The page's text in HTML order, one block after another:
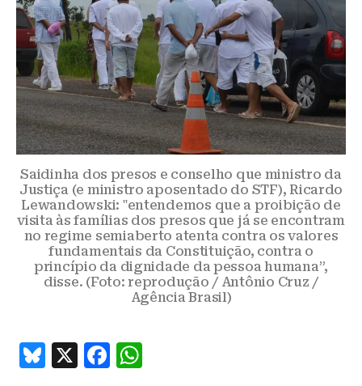
Saidinha dos presos e conselho que ministro da
Justiça (e ministro aposentado do STF), Ricardo
Lewandowski: "entendemos que a proibição de
visita às famílias dos presos que já se encontram
no regime semiaberto atenta contra os valores
fundamentais da Constituição, contra o
princípio da dignidade da pessoa humana”,
disse. (Foto: reprodução / Antônio Cruz /
Agência Brasil)
B
X
F